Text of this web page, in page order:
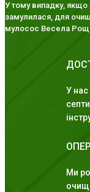
У тому випадку,
замулилася, для
мулосос Весела
У нас
Ми